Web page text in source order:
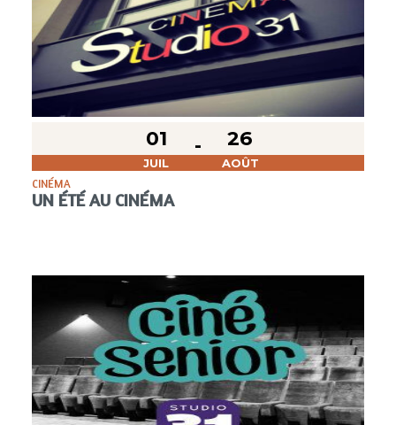
01
JUIL
26
AOÛT
CINÉMA
UN ÉTÉ AU CINÉMA